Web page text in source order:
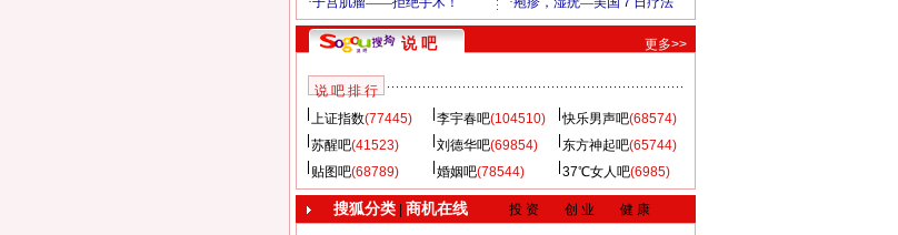
说 吧 更多>>
说 吧 排 行
上证指数(77445) 李宇春吧(104510) 快乐男声吧(68574)
苏醒吧(41523) 刘德华吧(69854) 东方神起吧(65744)
贴图吧(68789) 婚姻吧(78544) 37℃女人吧(6985)
搜狐分类| 商机在线 投 资 创 业 健 康